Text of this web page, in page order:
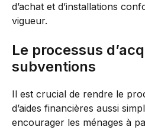
d’achat et d’installations
vigueur.
Le processus
subventions
Il est crucial de rendre le
d’aides financières aussi
encourager les ménages à